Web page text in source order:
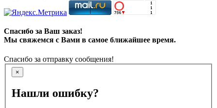
Спасибо за Ваш заказ!
Мы свяжемся с Вами в самое ближайшее время.
Спасибо за отправку сообщения!
×
Нашли ошибку?